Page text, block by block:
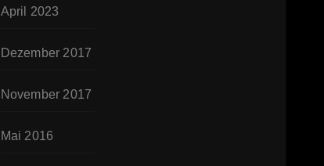
April 2023
Dezember 2017
November 2017
Mai 2016